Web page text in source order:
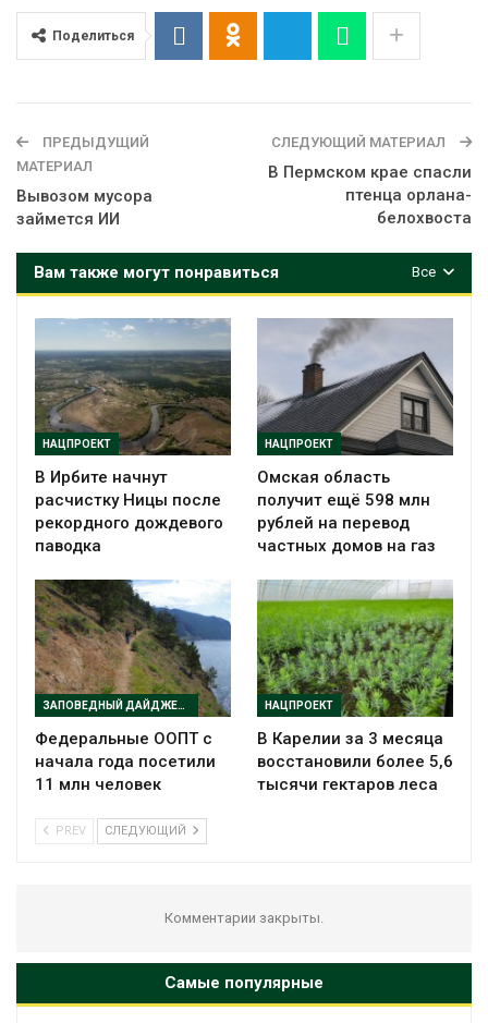
Поделиться
ПРЕДЫДУЩИЙ
МАТЕРИАЛ
Вывозом мусора
займется ИИ
СЛЕДУЮЩИЙ МАТЕРИАЛ
В Пермском крае спасли
птенца орлана-
белохвоста
Все
Вам также могут понравиться
НАЦПРОЕКТ
В Ирбите начнут
расчистку Ницы после
рекордного дождевого
паводка
НАЦПРОЕКТ
Омская область
получит ещё 598 млн
рублей на перевод
частных домов на газ
ЗАПОВЕДНЫЙ ДАЙДЖЕСТ
Федеральные ООПТ с
начала года посетили
11 млн человек
НАЦПРОЕКТ
В Карелии за 3 месяца
восстановили более 5,6
тысячи гектаров леса
PREV СЛЕДУЮЩИЙ
Комментарии закрыты.
Самые популярные